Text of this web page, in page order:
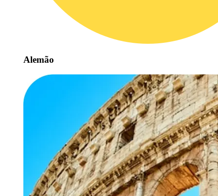
Alemão